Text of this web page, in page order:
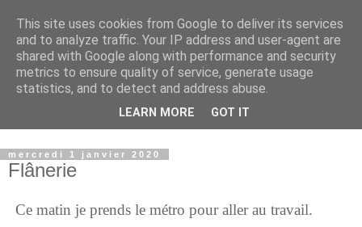
Réflexions
Mes Blogs :
Récits de Normandie
Basse Normandie
mercredi 1 janvier 2020
Flânerie
Ce matin je prends le métro pour aller au travail.
This site uses cookies from Google to deliver its services
and to analyze traffic. Your IP address and user-agent are
shared with Google along with performance and security
metrics to ensure quality of service, generate usage
statistics, and to detect and address abuse.
LEARN MORE GOT IT